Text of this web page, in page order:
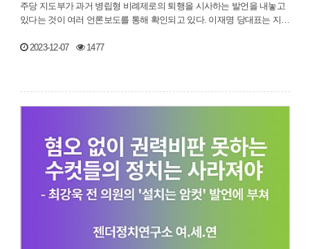
주당 지도부가 과거 병립형 비례제로의 퇴행을 시사하는 발언을 내놓고
있다는 것이 여러 언론보도를 통해 확인되고 있다. 이재명 당대표는 지…
2023-12-07 1477